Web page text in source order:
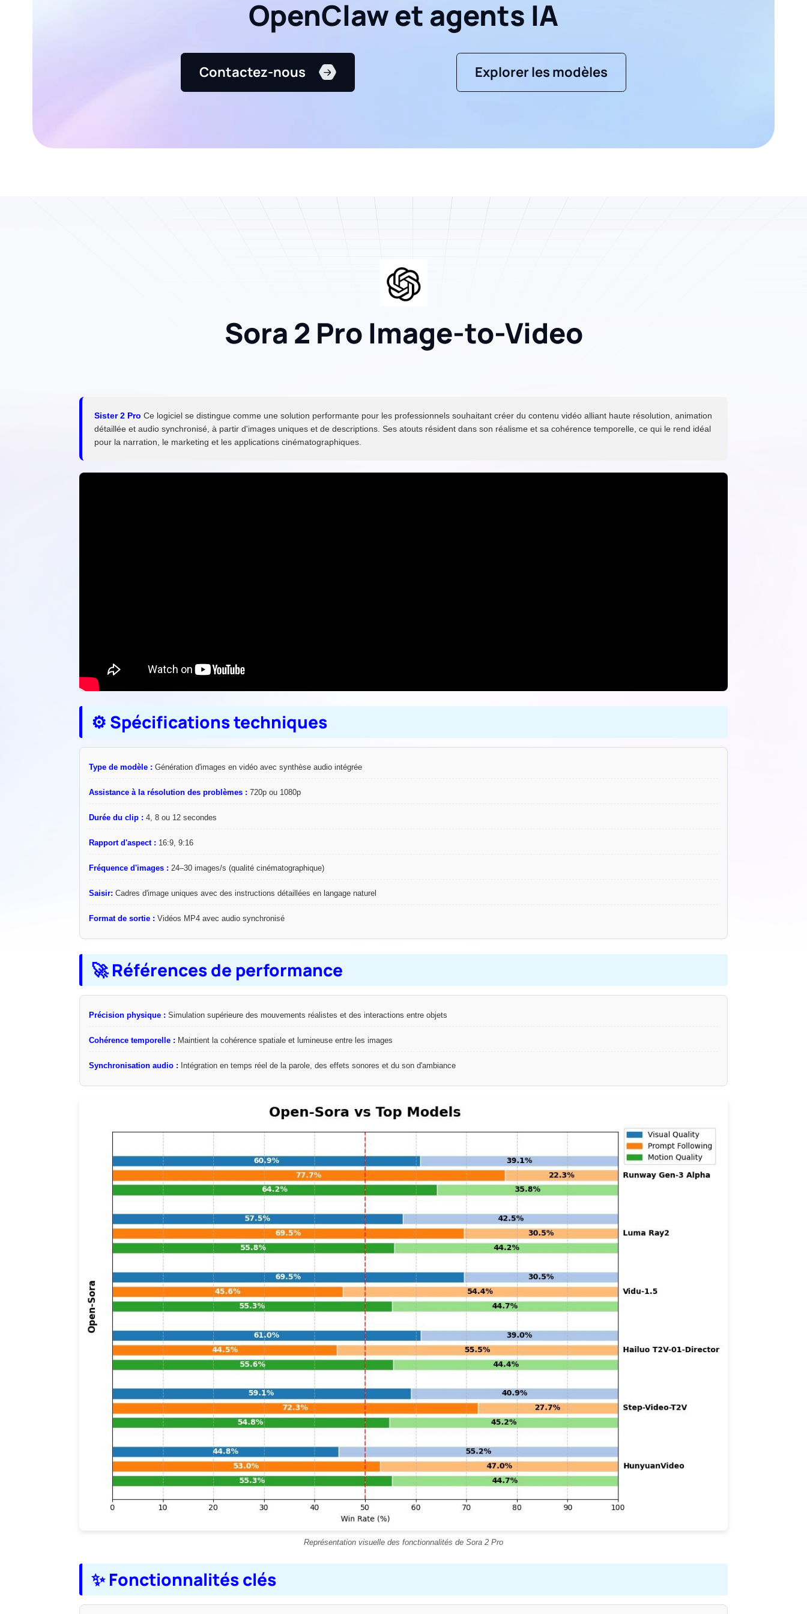
OpenClaw et agents IA
Contactez-nous Explorer les modèles
Sora 2 Pro Image-to-Video
Sister 2 Pro Ce logiciel se distingue comme une solution performante pour les professionnels souhaitant créer du contenu vidéo alliant haute résolution, animation
détaillée et audio synchronisé, à partir d'images uniques et de descriptions. Ses atouts résident dans son réalisme et sa cohérence temporelle, ce qui le rend idéal
pour la narration, le marketing et les applications cinématographiques.
⚙️ Spécifications techniques
Type de modèle : Génération d'images en vidéo avec synthèse audio intégrée
Assistance à la résolution des problèmes : 720p ou 1080p
Durée du clip : 4, 8 ou 12 secondes
Rapport d'aspect : 16:9, 9:16
Fréquence d'images : 24–30 images/s (qualité cinématographique)
Saisir: Cadres d'image uniques avec des instructions détaillées en langage naturel
Format de sortie : Vidéos MP4 avec audio synchronisé
🚀 Références de performance
Précision physique : Simulation supérieure des mouvements réalistes et des interactions entre objets
Cohérence temporelle : Maintient la cohérence spatiale et lumineuse entre les images
Synchronisation audio : Intégration en temps réel de la parole, des effets sonores et du son d'ambiance
Représentation visuelle des fonctionnalités de Sora 2 Pro
✨ Fonctionnalités clés